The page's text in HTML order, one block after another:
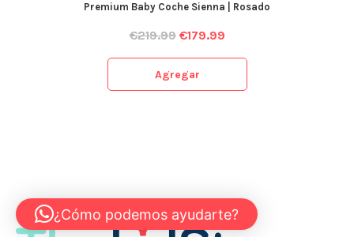
Premium Baby Coche Sienna | Rosado
€219.99 €179.99
Agregar
¿Cómo podemos ayudarte?